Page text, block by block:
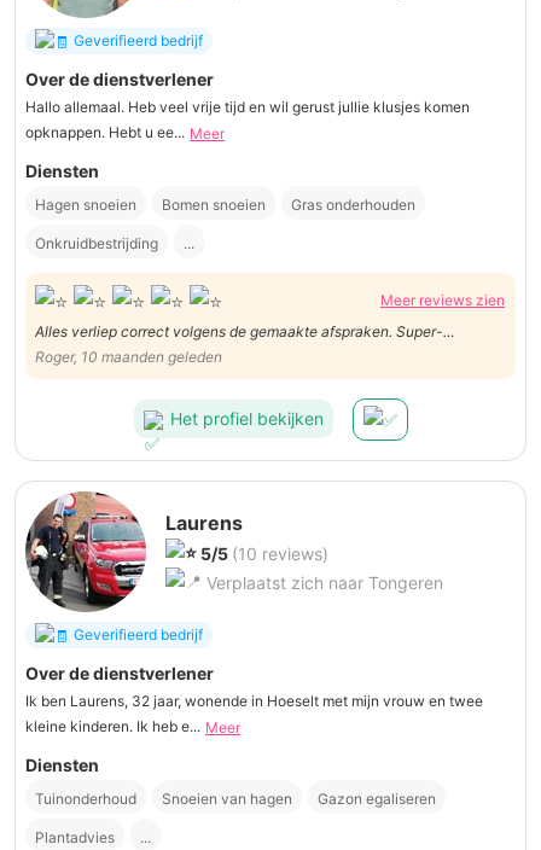
Geverifieerd bedrijf
Over de dienstverlener
Hallo allemaal. Heb veel vrije tijd en wil gerust jullie klusjes komen
opknappen. Hebt u ee... Meer
Diensten
Hagen snoeien Bomen snoeien Gras onderhouden
Onkruidbestrijding ...
Meer reviews zien
Alles verliep correct volgens de gemaakte afspraken. Super-
Roger, 10 maanden geleden
Het profiel bekijken
Laurens
5/5 (10 reviews)
Verplaatst zich naar Tongeren
Geverifieerd bedrijf
Over de dienstverlener
Ik ben Laurens, 32 jaar, wonende in Hoeselt met mijn vrouw en twee
kleine kinderen. Ik heb e... Meer
Diensten
Tuinonderhoud Snoeien van hagen Gazon egaliseren
Plantadvies ...